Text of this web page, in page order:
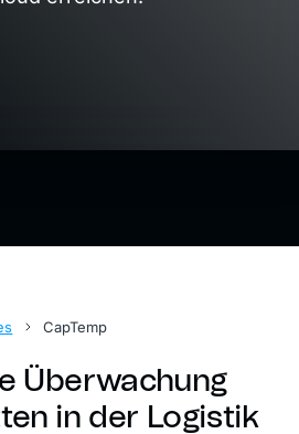
CapTemp
Überwachung
in der Logistik